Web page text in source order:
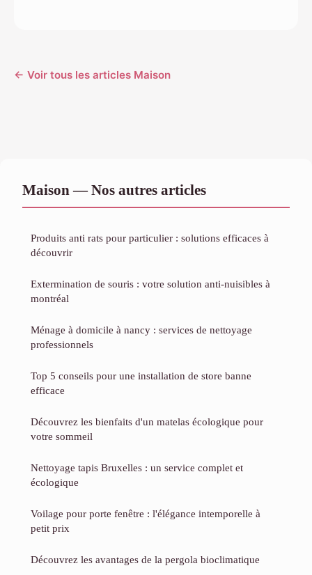
← Voir tous les articles Maison
Maison — Nos autres articles
Produits anti rats pour particulier : solutions efficaces à
découvrir
Extermination de souris : votre solution anti-nuisibles à
montréal
Ménage à domicile à nancy : services de nettoyage
professionnels
Top 5 conseils pour une installation de store banne
efficace
Découvrez les bienfaits d'un matelas écologique pour
votre sommeil
Nettoyage tapis Bruxelles : un service complet et
écologique
Voilage pour porte fenêtre : l'élégance intemporelle à
petit prix
Découvrez les avantages de la pergola bioclimatique